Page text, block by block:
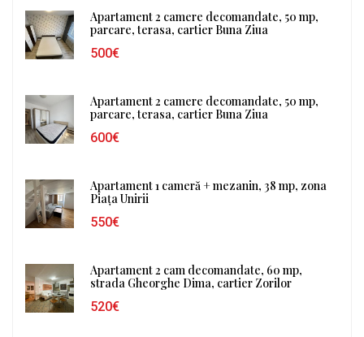
Apartament 2 camere decomandate, 50 mp,
parcare, terasa, cartier Buna Ziua
500€
Apartament 2 camere decomandate, 50 mp,
parcare, terasa, cartier Buna Ziua
600€
Apartament 1 cameră + mezanin, 38 mp, zona
Piața Unirii
550€
Apartament 2 cam decomandate, 60 mp,
strada Gheorghe Dima, cartier Zorilor
520€